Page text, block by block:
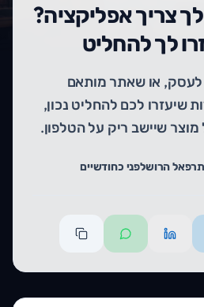
צריך אפליקציה?
לעסק, או שאתר מותאם
חדות שיעזרו לכם להחליט נכון,
שיישב ריק על הטלפון.
רפאל הרושלפני כחודשיים